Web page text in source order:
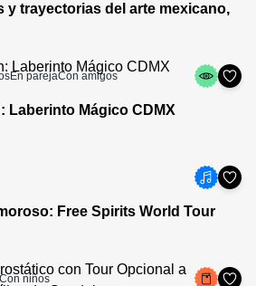
y trayectorias del arte mexicano,
En parejaCon amigos
Laberinto Mágico CDMX
Free Spirits World Tour
Con niños